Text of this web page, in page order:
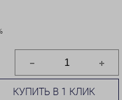
КУПИТЬ В 1 КЛИК